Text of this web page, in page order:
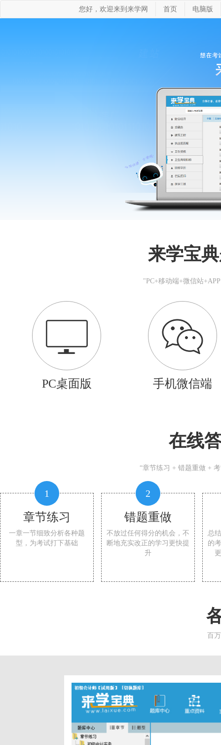
您好，欢迎来到来学网 首页 电脑版
来学宝
"PC+移动端+微信站
PC桌面版 手机微信端
在线
“章节练习 + 错题重做 +
1
章节练习
一章一节细致分析各种题
型，为考试打下基础
2
错题重做
不放过任何得分的机会，不
断地充实改正的学习更快提
升
总
的
百